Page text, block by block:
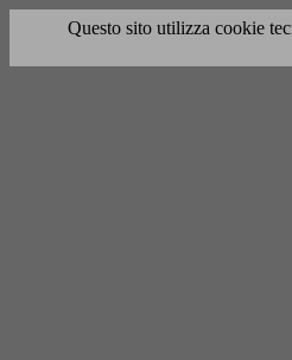
Questo sito utilizza cookie